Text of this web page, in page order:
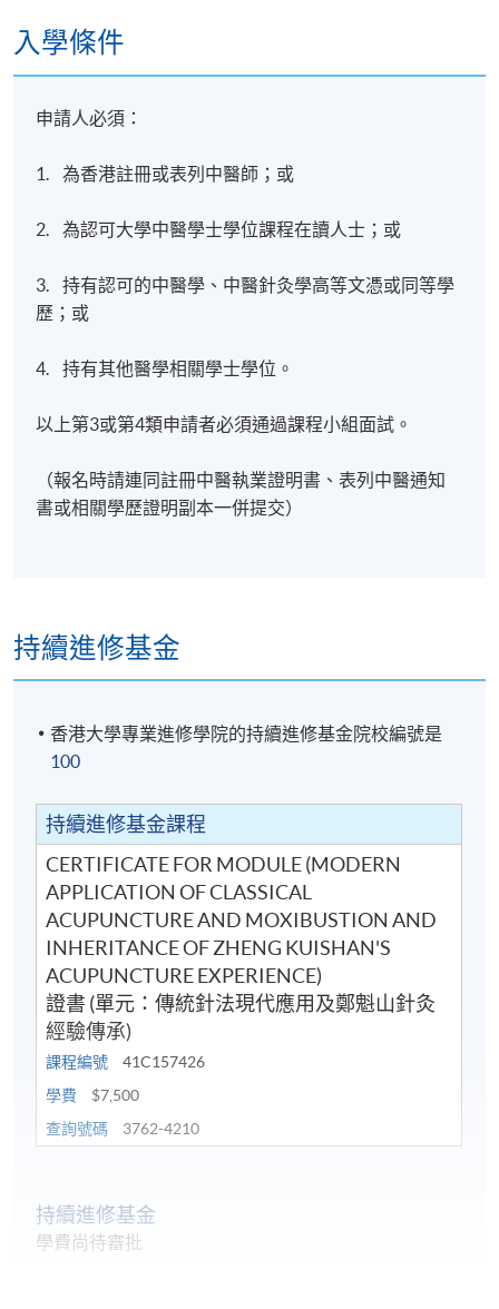
入學條件
申請人必須：
1. 為香港註冊或表列中醫師；或
2. 為認可大學中醫學士學位課程在讀人士；或
3. 持有認可的中醫學、中醫針灸學高等文憑或同等學
歷；或
4. 持有其他醫學相關學士學位。
以上第3或第4類申請者必須通過課程小組面試。
（報名時請連同註冊中醫執業證明書、表列中醫通知
書或相關學歷證明副本一併提交）
持續進修基金
香港大學專業進修學院的持續進修基金院校編號是
100
持續進修基金課程
CERTIFICATE FOR MODULE (MODERN
APPLICATION OF CLASSICAL
ACUPUNCTURE AND MOXIBUSTION AND
INHERITANCE OF ZHENG KUISHAN'S
ACUPUNCTURE EXPERIENCE)
證書 (單元：傳統針法現代應用及鄭魁山針灸
經驗傳承)
課程編號
41C157426
學費
$7,500
查詢號碼
3762-4210
持續進修基金
學費尚待審批